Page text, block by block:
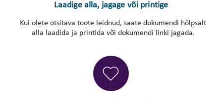
Laadige alla, jagage või printige
Kui olete otsitava toote leidnud, saate dokumendi hõlpsalt
alla laadida ja printida või dokumendi linki jagada.